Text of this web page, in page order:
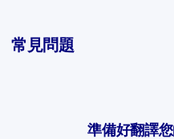
常見問題
準備好翻譯